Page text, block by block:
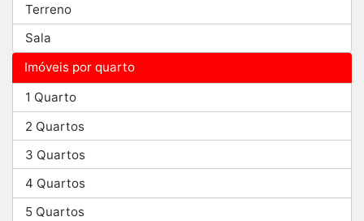
Terreno
Sala
Imóveis por quarto
1 Quarto
2 Quartos
3 Quartos
4 Quartos
5 Quartos